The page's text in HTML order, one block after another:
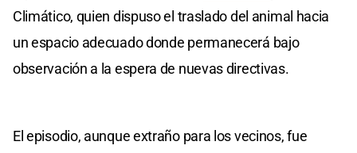
Climático, quien dispuso el traslado del animal hacia
un espacio adecuado donde permanecerá bajo
observación a la espera de nuevas directivas.
El episodio, aunque extraño para los vecinos, fue